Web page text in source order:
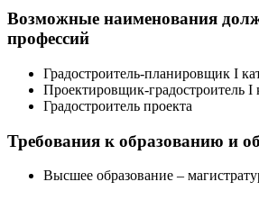
Возможные наименования
профессий
Градостроитель-планировщик I
Проектировщик-градостроитель I
Градостроитель проекта
Требования к образованию и
Высшее образование –